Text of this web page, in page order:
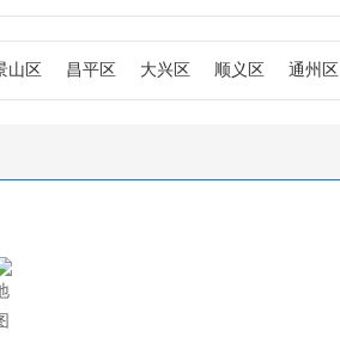
山区 昌平区 大兴区 顺义区 通州区